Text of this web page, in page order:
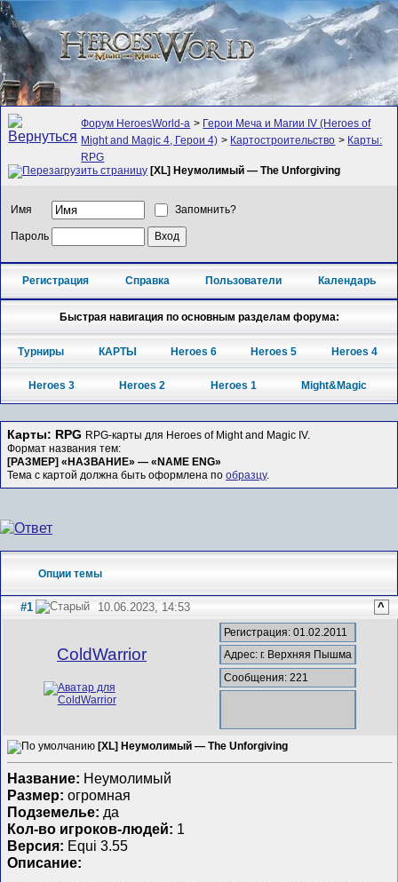
Форум HeroesWorld-а > Герои Меча и Магии IV (Heroes of
Might and Magic 4, Герои 4) > Картостроительство > Карты:
RPG
[XL] Неумолимый — The Unforgiving
Имя Запомнить?
Пароль
Регистрация Справка Пользователи Календарь
Быстрая навигация по основным разделам форума:
Турниры КАРТЫ Heroes 6 Heroes 5 Heroes 4
Heroes 3 Heroes 2 Heroes 1 Might&Magic
Карты: RPG RPG-карты для Heroes of Might and Magic IV.
Формат названия тем:
[РАЗМЕР] «НАЗВАНИЕ» — «NAME ENG»
Тема с картой должна быть оформлена по образцу.
Опции темы
#1 10.06.2023, 14:53 ^
ColdWarrior
Регистрация: 01.02.2011
Адрес: г. Верхняя Пышма
Сообщения: 221
[XL] Неумолимый — The Unforgiving
Название: Неумолимый
Размер: огромная
Подземелье: да
Кол-во игроков-людей: 1
Версия: Equi 3.55
Описание: